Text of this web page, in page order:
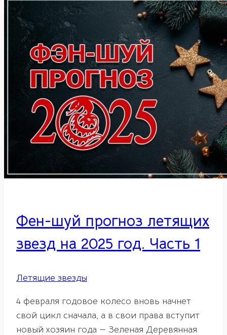
на
помощью
фэн-
шуй
Фен-шуй прогноз летящих
звезд на 2025 год. Часть 1
Летящие звезды
4 февраля годовое колесо вновь начнет
свой цикл сначала, а в свои права вступит
новый хозяин года — Зеленая Деревянная